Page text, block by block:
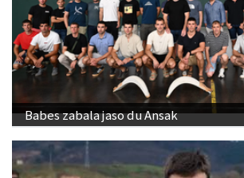
Babes zabala jaso du Ansak